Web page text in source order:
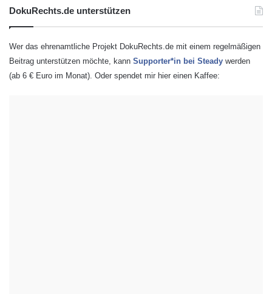
n
a
DokuRechts.de unterstützen
Wer das ehrenamtliche Projekt DokuRechts.de mit einem regelmäßigen
Beitrag unterstützen möchte, kann Supporter*in bei Steady werden
(ab 6 € Euro im Monat). Oder spendet mir hier einen Kaffee: